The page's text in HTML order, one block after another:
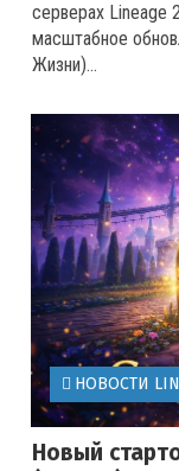
серверах
масштабное
Жизни)...
НОВОСТИ
Новый